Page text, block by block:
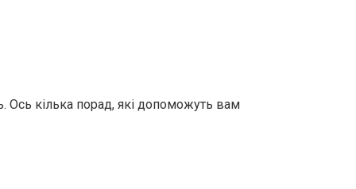
Ось кілька порад, які допоможуть вам